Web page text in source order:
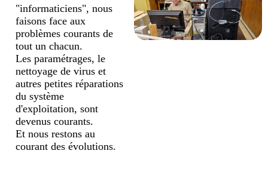
"informaticiens", nous
faisons face aux
problèmes courants de
tout un chacun.
Les paramétrages, le
nettoyage de virus et
autres petites réparations
du système
d'exploitation, sont
devenus courants.
Et nous restons au
courant des évolutions.